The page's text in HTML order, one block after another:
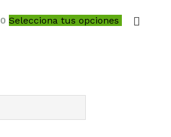
Selecciona tus opciones